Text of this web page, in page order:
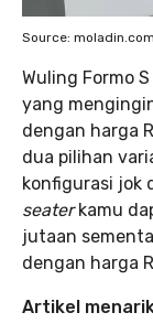
Source: moladin.com
Wuling Formo
yang
dengan harga
dua pilihan
konfigurasi jok
seaterkamu
jutaan
dengan harga
Artikel